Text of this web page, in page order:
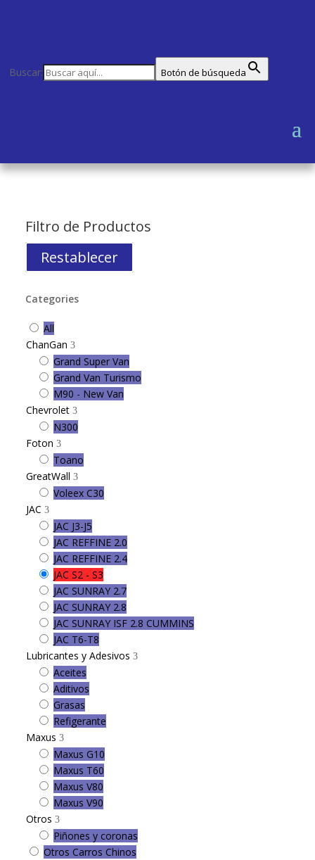
Buscar: Botón de búsqueda
Filtro de Productos
Restablecer
Categories
All
ChanGan
Grand Super Van
Grand Van Turismo
M90 - New Van
Chevrolet
N300
Foton
Toano
GreatWall
Voleex C30
JAC
JAC J3-J5
JAC REFFINE 2.0
JAC REFFINE 2.4
JAC S2 - S3
JAC SUNRAY 2.7
JAC SUNRAY 2.8
JAC SUNRAY ISF 2.8 CUMMINS
JAC T6-T8
Lubricantes y Adesivos
Aceites
Aditivos
Grasas
Refigerante
Maxus
Maxus G10
Maxus T60
Maxus V80
Maxus V90
Otros
Piñones y coronas
Otros Carros Chinos